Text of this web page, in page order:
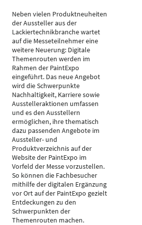
Neben vielen Produktneuheiten
der Aussteller aus der
Lackiertechnikbranche wartet
auf die Messeteilnehmer eine
weitere Neuerung: Digitale
Themenrouten werden im
Rahmen der PaintExpo
eingeführt. Das neue Angebot
wird die Schwerpunkte
Nachhaltigkeit, Karriere sowie
Ausstelleraktionen umfassen
und es den Ausstellern
ermöglichen, ihre thematisch
dazu passenden Angebote im
Aussteller- und
Produktverzeichnis auf der
Website der PaintExpo im
Vorfeld der Messe vorzustellen.
So können die Fachbesucher
mithilfe der digitalen Ergänzung
vor Ort auf der PaintExpo gezielt
Entdeckungen zu den
Schwerpunkten der
Themenrouten machen.